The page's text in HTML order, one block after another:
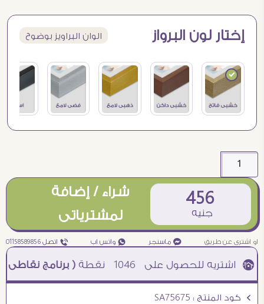
إختار لون البرواز الوان البراويز بوضوح
456
جنيه
شراء / إضافة
لمشترياتى
او اشترى عن طريق ¥ ماسنجر ₧ واتس اب ƒ اتصل 01158589856
1046 نقطة( برنامج نقاطى )à خصم 5% للعملاء الجدد à شحن مجانى عند الشراء ب 4000 جنيه à
Ö كود المنتج : SA75675